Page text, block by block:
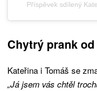
Příspěvek sdílený
Chytrý prank
Kateřina i Tomáš se
„Já jsem vás chtěl